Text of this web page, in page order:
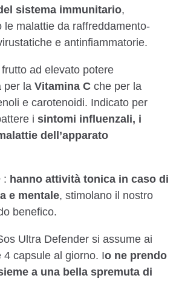
sistema immunitario,
le malattie da raffreddamento-
e antinfiammatorie.
frutto ad elevato potere
per la Vitamina C che per la
e carotenoidi. Indicato per
i sintomi influenzali, i
dell’apparato
: hanno attività tonica in caso di
e mentale, stimolano il nostro
benefico.
Ultra Defender si assume ai
4 capsule al giorno. Io ne prendo
a una bella spremuta di